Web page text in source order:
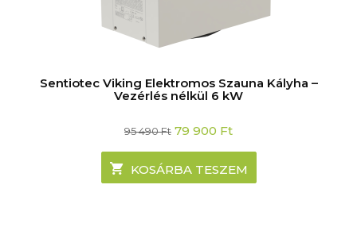
Sentiotec Viking Elektromos Szauna Kályha –
Vezérlés nélkül 6 kW
95 490Ft Original
was:
95
490 Ft.
79 900 FtCurrent
is:
79
900 Ft.
KOSÁRBA TESZEM